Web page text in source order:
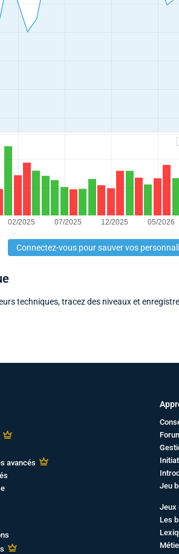
Connectez-vous pour sauver vos
techniques, tracez des niveaux et
avancés
Jeu
Jeux
Les